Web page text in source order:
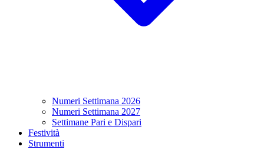
Numeri Settimana 2026
Numeri Settimana 2027
Settimane Pari e Dispari
Festività
Strumenti